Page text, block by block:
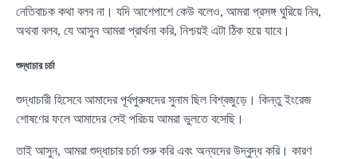
নেতিবাচক কথা বলব না। যদি আশেপাশে কেউ বলেও, আমরা প্রসঙ্গ ঘুরিয়ে নিব,
অথবা বলব, যে আসুন আমরা প্রার্থনা করি, নিশ্চয়ই এটা ঠিক হয়ে যাবে।
শুদ্ধাচার চর্চা
শুদ্ধাচারী হিসেবে আমাদের পূর্বপুরুষদের সুনাম ছিল বিশ্বজুড়ে। কিন্তু ইংরেজ
শোষণের ফলে আমাদের সেই পরিচয় আমরা ভুলতে বসেছি।
তাই আসুন, আমরা শুদ্ধাচার চর্চা শুরু করি এবং অন্যদের উদ্বুদ্ধ করি। কারণ